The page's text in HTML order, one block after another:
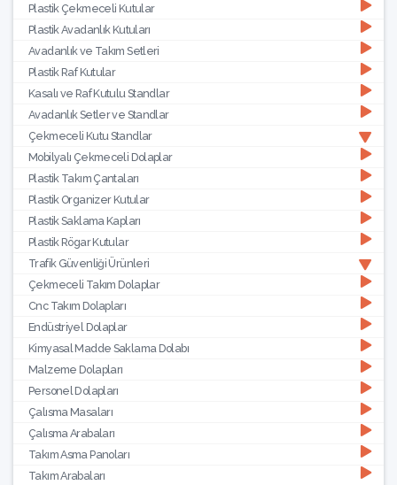
Plastik Çekmeceli Kutular
Plastik Avadanlık Kutuları
Avadanlık ve Takım Setleri
Plastik Raf Kutular
Kasalı ve Raf Kutulu Standlar
Avadanlık Setler ve Standlar
Çekmeceli Kutu Standlar
Mobilyalı Çekmeceli Dolaplar
Plastik Takım Çantaları
Plastik Organizer Kutular
Plastik Saklama Kapları
Plastik Rögar Kutular
Trafik Güvenliği Ürünleri
Çekmeceli Takım Dolaplar
Cnc Takım Dolapları
Endüstriyel Dolaplar
Kimyasal Madde Saklama Dolabı
Malzeme Dolapları
Personel Dolapları
Çalısma Masaları
Çalısma Arabaları
Takım Asma Panoları
Takım Arabaları